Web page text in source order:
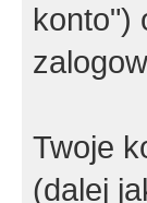
konto")
Twoje
(dalej